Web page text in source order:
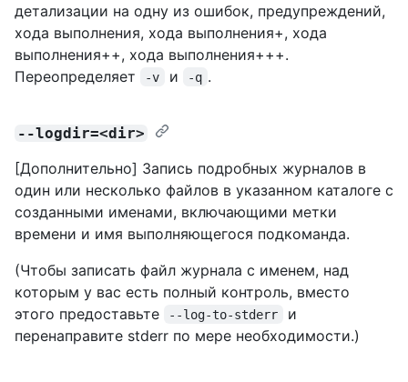
детализации на одну из ошибок, предупреждений,
хода выполнения, хода выполнения+, хода
выполнения++, хода выполнения+++.
Переопределяет
-v и -q .
--logdir=<dir>
[Дополнительно] Запись подробных журналов в
один или несколько файлов в указанном каталоге с
созданными именами, включающими метки
времени и имя выполняющегося подкоманда.
(Чтобы записать файл журнала с именем, над
которым у вас есть полный контроль, вместо
этого предоставьте
--log-to-stderr
и
перенаправите stderr по мере необходимости.)